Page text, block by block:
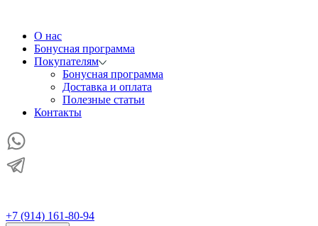
О нас
Бонусная программа
Покупателям
Бонусная программа
Доставка и оплата
Полезные статьи
Контакты
+7 (914) 161-80-94